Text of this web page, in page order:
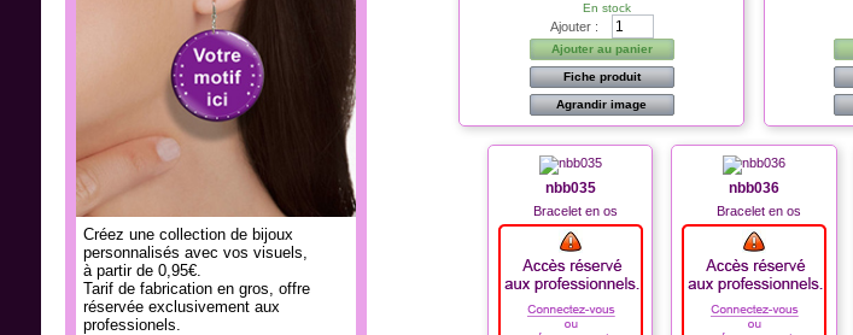
Créez une collection de bijoux
personnalisés avec vos visuels,
à partir de 0,95€.
Tarif de fabrication en gros, offre
réservée exclusivement aux
professionels.
En stock
Ajouter :
Ajouter au panier
Fiche produit
Agrandir image
nbb035
Bracelet en os
nbb036
Bracelet en os